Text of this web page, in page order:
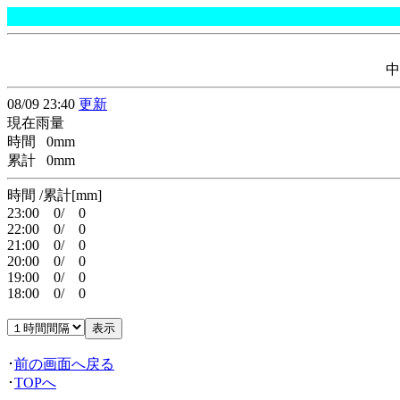
08/09 23:40 更新
現在雨量
時間 0mm
累計 0mm
時間 /累計[mm]
23:00 0/ 0
22:00 0/ 0
21:00 0/ 0
20:00 0/ 0
19:00 0/ 0
18:00 0/ 0
･前の画面へ戻る
･TOPへ